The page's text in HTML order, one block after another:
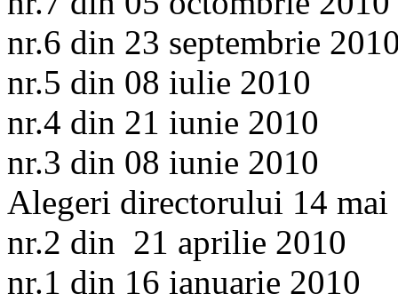
nr.6 din 23 septembrie
nr.5 din 08 iulie 2010
nr.4 din 21 iunie 2010
nr.3 din 08 iunie 2010
Alegeri directorului 14 mai
nr.2 din 21 aprilie 2010
nr.1 din 16 ianuarie 2010